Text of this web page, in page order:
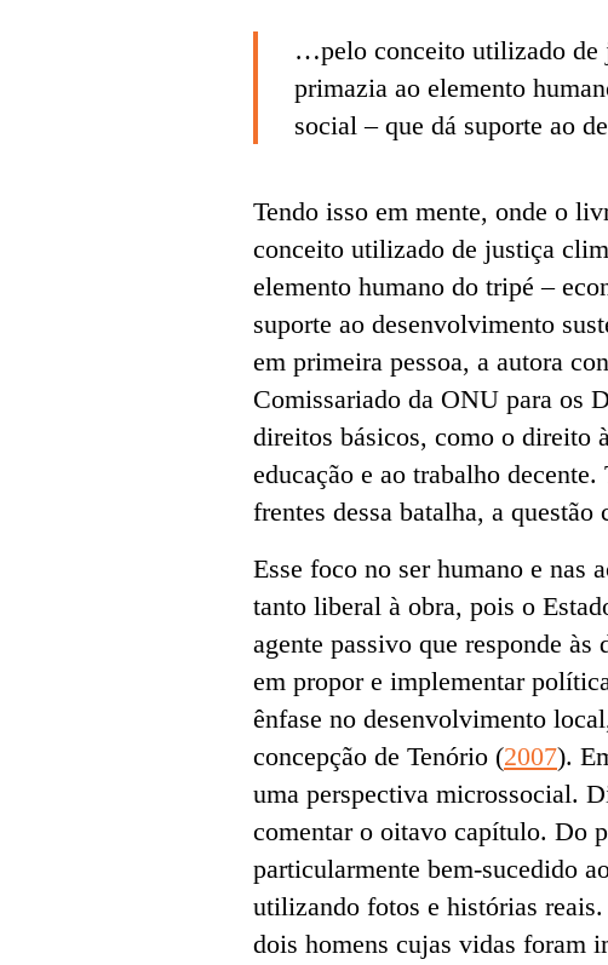
…pelo conceito utilizado de
primazia ao elemento
social – que dá suporte ao
Tendo isso em mente, onde o
conceito utilizado de justiça
elemento humano do tripé –
suporte ao desenvolvimento
em primeira pessoa, a autora
Comissariado da ONU para os
direitos básicos, como o direito
educação e ao trabalho
frentes dessa batalha, a
Esse foco no ser humano e nas
tanto liberal à obra, pois o
agente passivo que responde
em propor e implementar
ênfase no desenvolvimento
concepção de Tenório (2007).
uma perspectiva microssocial.
comentar o oitavo capítulo. Do
particularmente bem-sucedido
utilizando fotos e histórias
dois homens cujas vidas foram